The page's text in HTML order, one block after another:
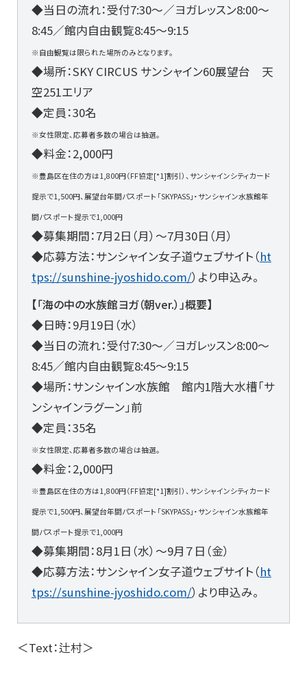
◆当日の流れ：受付7:30～／ヨガレッスン8:00～
8:45／館内自由観覧8:45～9:15
※自由観覧は限られた場所のみとなります。
◆場所：SKY CIRCUS サンシャイン60展望台 天
空251エリア
◆定員：30名
※女性限定、応募者多数の場合は抽選。
◆料金：2,000円
※豊島区在住の方は1,800円（FF協定[*1]割引）、サンシャインシティカード
提示で1,500円、展望台年間パスポート「SKYPASS」・サンシャイン水族館年
間パスポート提示で1,000円
◆募集期間：7月2日（月）～7月30日（月）
◆応募方法：サンシャイン女子道ウェブサイト（ht
tps://sunshine-jyoshido.com/）より申込み。
【「海の中の水族館ヨガ（朝ver.）」概要】
◆日時：9月19日（水）
◆当日の流れ：受付7:30～／ヨガレッスン8:00～
8:45／館内自由観覧8:45～9:15
◆場所：サンシャイン水族館 館内1階大水槽「サ
ンシャインラグーン」前
◆定員：35名
※女性限定、応募者多数の場合は抽選。
◆料金：2,000円
※豊島区在住の方は1,800円（FF協定[*1]割引）、サンシャインシティカード
提示で1,500円、展望台年間パスポート「SKYPASS」・サンシャイン水族館年
間パスポート提示で1,000円
◆募集期間：8月1日（水）～9月７日（金）
◆応募方法：サンシャイン女子道ウェブサイト（ht
tps://sunshine-jyoshido.com/）より申込み。
＜Text：辻村＞